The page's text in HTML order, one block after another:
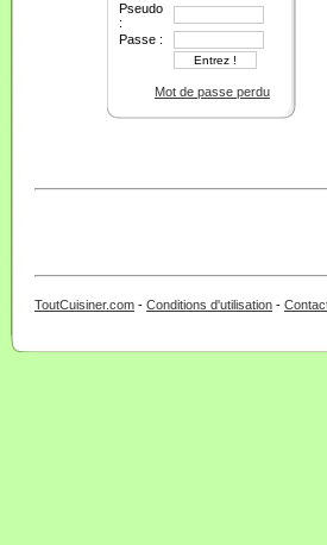
Pseudo
:
Passe :
Mot de passe perdu
ToutCuisiner.com - Conditions d'utilisation -